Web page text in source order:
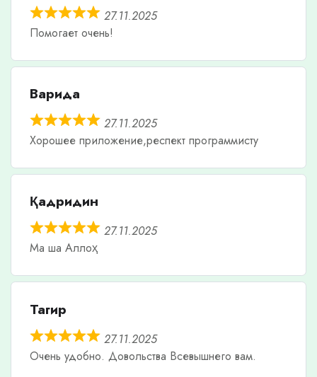
27.11.2025
Помогает очень!
Варида
27.11.2025
Хорошее приложение,респект программисту
Қадридин
27.11.2025
Ма ша Аллоҳ
Тагир
27.11.2025
Очень удобно. Довольства Всевышнего вам.